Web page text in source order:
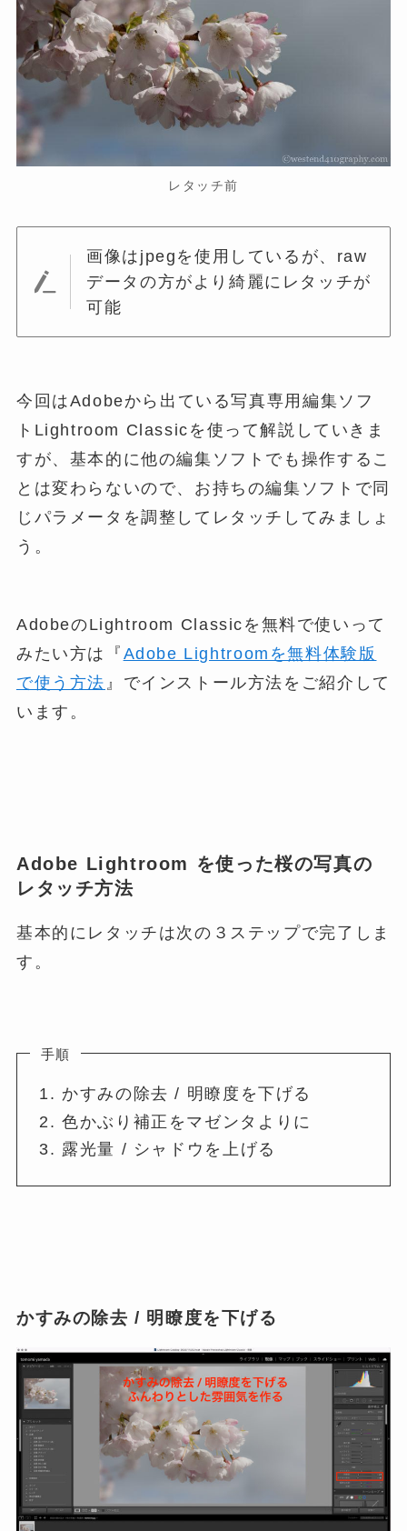
レタッチ前
画像はjpegを使用しているが、raw
データの方がより綺麗にレタッチが
可能
今回はAdobeから出ている写真専用編集ソフ
トLightroom Classicを使って解説していきま
すが、基本的に他の編集ソフトでも操作するこ
とは変わらないので、お持ちの編集ソフトで同
じパラメータを調整してレタッチしてみましょ
う。
AdobeのLightroom Classicを無料で使いって
みたい方は『 Adobe Lightroomを無料体験版
で使う方法 』でインストール方法をご紹介して
います。
Adobe Lightroom を使った桜の写真の
レタッチ方法
基本的にレタッチは次の３ステップで完了しま
す。
手順
かすみの除去 / 明瞭度を下げる
色かぶり補正をマゼンタよりに
露光量 / シャドウを上げる
かすみの除去 / 明瞭度を下げる